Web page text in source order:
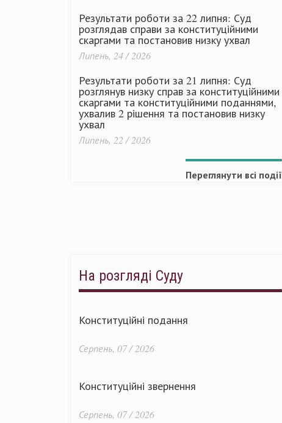
Результати роботи за 22 липня: Суд
розглядав справи за конституційними
скаргами та постановив низку ухвал
Липень, 24 / 2026
Результати роботи за 21 липня: Суд
розглянув низку справ за конституційними
скаргами та конституційними поданнями,
ухвалив 2 рішення та постановив низку
ухвал
Липень, 22 / 2026
Переглянути всі події
На розгляді Суду
Конституційні подання
Серпень, 07 / 2026
Конституційні звернення
Серпень, 07 / 2026